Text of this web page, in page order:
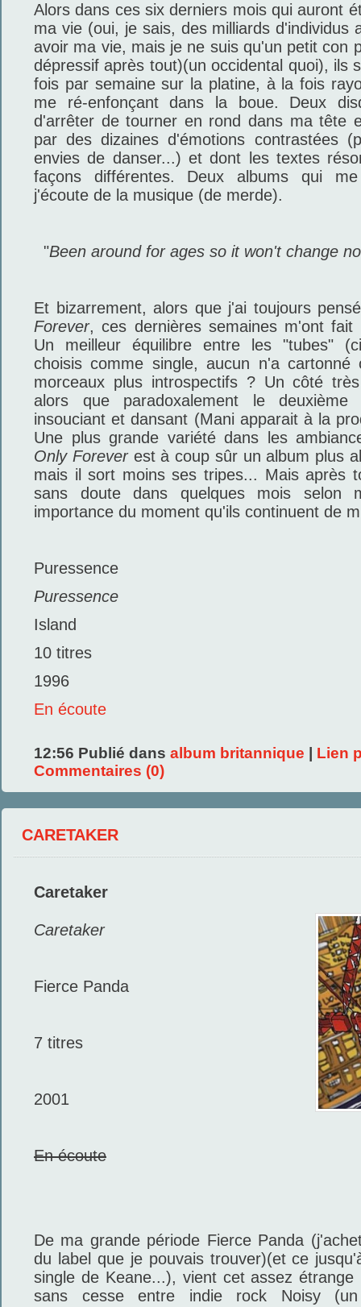
Alors dans ces six derniers mois qui auront
ma vie (oui, je sais, des milliards d'individus
avoir ma vie, mais je ne suis qu'un petit con
dépressif après tout)(un occidental quoi), ils
fois par semaine sur la platine, à la fois
me ré-enfonçant dans la boue. Deux
d'arrêter de tourner en rond dans ma tête
par des dizaines d'émotions contrastées
envies de danser...) et dont les textes
façons différentes. Deux albums qui me
j'écoute de la musique (de merde).
"Been around for ages so it won't change
Et bizarrement, alors que j'ai toujours
Forever, ces dernières semaines m'ont
Un meilleur équilibre entre les "tubes"
choisis comme single, aucun n'a cartonné
morceaux plus introspectifs ? Un côté
alors que paradoxalement le
insouciant et dansant (Mani apparait à la
Une plus grande variété dans les
Only Foreverest à coup sûr un album plus
mais il sort moins ses tripes... Mais après
sans doute dans quelques mois selon
importance du moment qu'ils continuent de
Puressence
Puressence
Island
10 titres
1996
En écoute
12:56 Publié dans album britannique
Lien
Commentaires (0)
CARETAKER
Caretaker
Caretaker
Fierce Panda
7 titres
2001
En écoute
De ma grande période Fierce Panda
du label que je pouvais trouver)(et ce
single de Keane...), vient cet assez étrange
sans cesse entre indie rock Noisy